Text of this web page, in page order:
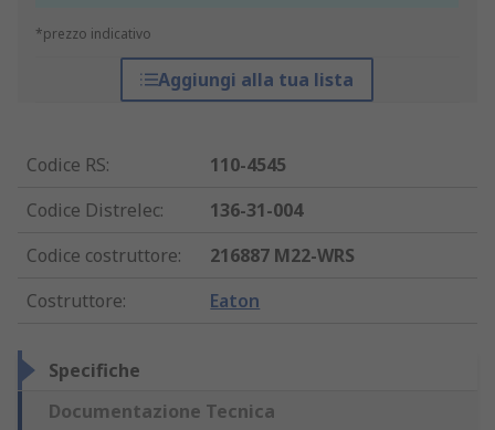
*prezzo indicativo
Aggiungi alla tua lista
Codice RS:
110-4545
Codice Distrelec:
136-31-004
Codice costruttore:
216887 M22-WRS
Costruttore: Eaton
Specifiche
Documentazione Tecnica